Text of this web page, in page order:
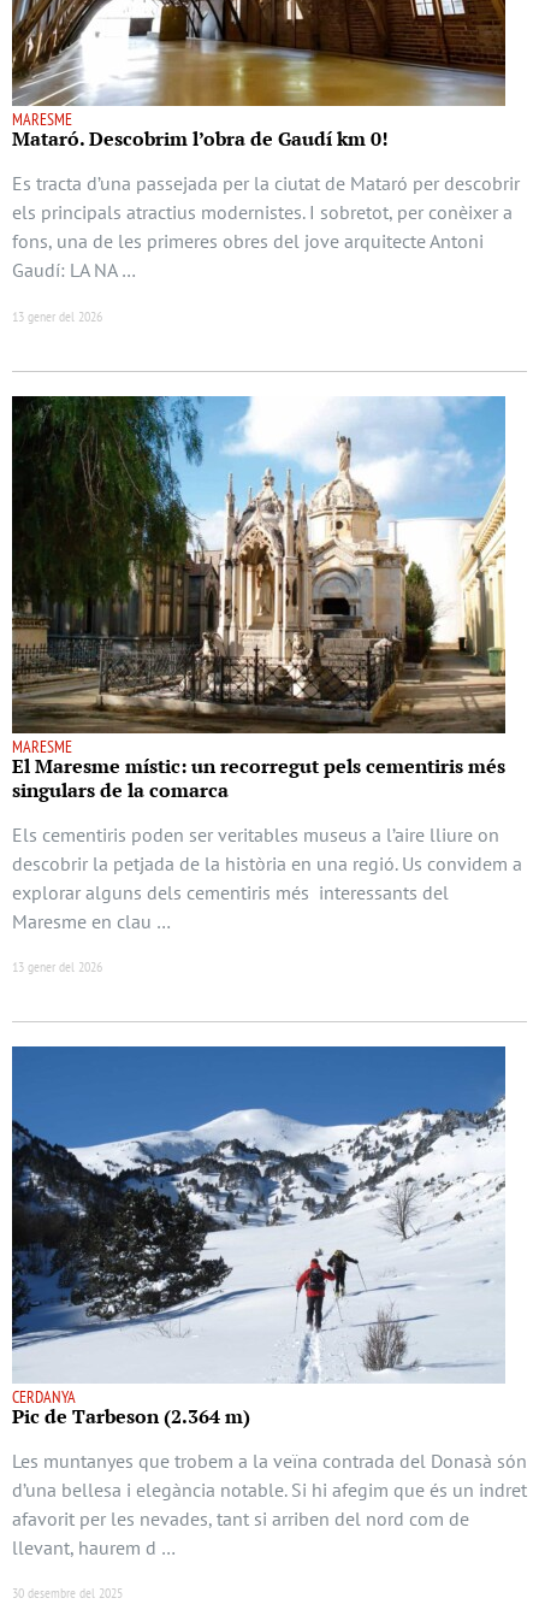
MARESME
Mataró. Descobrim l’obra de Gaudí km 0!
Es tracta d’una passejada per la ciutat de Mataró per descobrir
els principals atractius modernistes. I sobretot, per conèixer a
fons, una de les primeres obres del jove arquitecte Antoni
Gaudí: LA NA …
13 gener del 2026
MARESME
El Maresme místic: un recorregut pels cementiris més
singulars de la comarca
Els cementiris poden ser veritables museus a l’aire lliure on
descobrir la petjada de la història en una regió. Us convidem a
explorar alguns dels cementiris més interessants del
Maresme en clau …
13 gener del 2026
CERDANYA
Pic de Tarbeson (2.364 m)
Les muntanyes que trobem a la veïna contrada del Donasà són
d’una bellesa i elegància notable. Si hi afegim que és un indret
afavorit per les nevades, tant si arriben del nord com de
llevant, haurem d …
30 desembre del 2025